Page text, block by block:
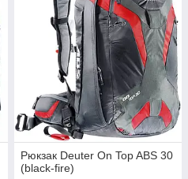
Рюкзак Deuter On Top ABS 30
(black-fire)